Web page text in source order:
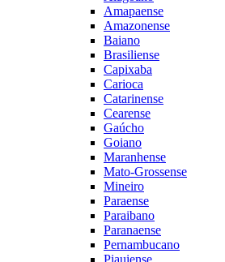
Amapaense
Amazonense
Baiano
Brasiliense
Capixaba
Carioca
Catarinense
Cearense
Gaúcho
Goiano
Maranhense
Mato-Grossense
Mineiro
Paraense
Paraibano
Paranaense
Pernambucano
Piauiense